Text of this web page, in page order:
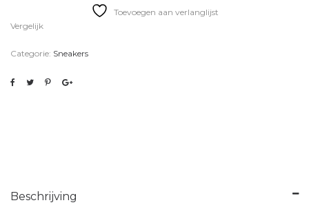
Toevoegen aan verlanglijst
Vergelijk
Categorie: Sneakers
Beschrijving